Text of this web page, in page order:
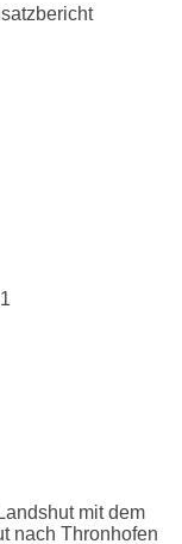
mit dem
nach Thronhofen